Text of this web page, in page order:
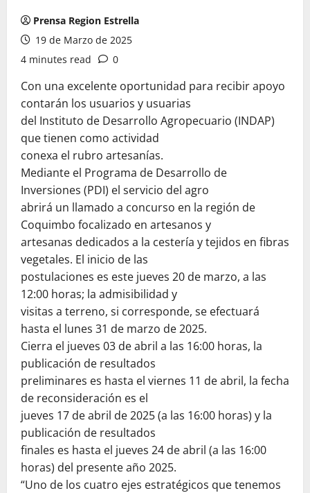
Prensa Region Estrella
19 de Marzo de 2025
4 minutes read
0
Con una excelente oportunidad para recibir apoyo
contarán los usuarios y usuarias
del Instituto de Desarrollo Agropecuario (INDAP)
que tienen como actividad
conexa el rubro artesanías.
Mediante el Programa de Desarrollo de
Inversiones (PDI) el servicio del agro
abrirá un llamado a concurso en la región de
Coquimbo focalizado en artesanos y
artesanas dedicados a la cestería y tejidos en fibras
vegetales. El inicio de las
postulaciones es este jueves 20 de marzo, a las
12:00 horas; la admisibilidad y
visitas a terreno, si corresponde, se efectuará
hasta el lunes 31 de marzo de 2025.
Cierra el jueves 03 de abril a las 16:00 horas, la
publicación de resultados
preliminares es hasta el viernes 11 de abril, la fecha
de reconsideración es el
jueves 17 de abril de 2025 (a las 16:00 horas) y la
publicación de resultados
finales es hasta el jueves 24 de abril (a las 16:00
horas) del presente año 2025.
“Uno de los cuatro ejes estratégicos que tenemos